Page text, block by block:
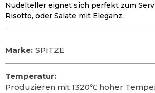
Nudelteller eignet sich perfekt zum
Risotto, oder Salate mit Eleganz.
Marke: SPITZE
Temperatur:
Produzieren mit 1320℃ hoher